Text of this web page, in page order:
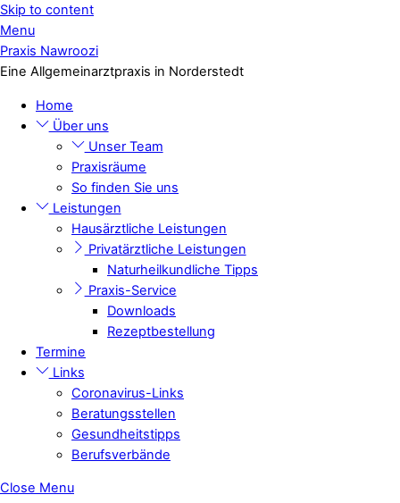
Skip to content
Menu
Praxis Nawroozi
Eine Allgemeinarztpraxis in Norderstedt
Home
Über uns
Unser Team
Praxisräume
So finden Sie uns
Leistungen
Hausärztliche Leistungen
Privatärztliche Leistungen
Naturheilkundliche Tipps
Praxis-Service
Downloads
Rezeptbestellung
Termine
Links
Coronavirus-Links
Beratungsstellen
Gesundheitstipps
Berufsverbände
Close Menu